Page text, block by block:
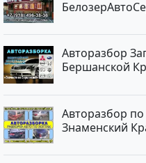
Авторазбор
Бершанской
Авторазбор
Знаменский